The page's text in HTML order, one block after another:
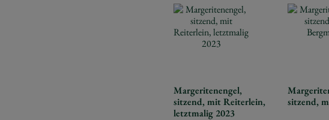
Margeritenengel,
sitzend, mit Reiterlein,
letztmalig 2023
sitzend,